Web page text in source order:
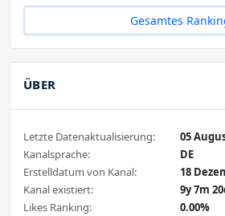
Gesamtes
ÜBER
Letzte Datenaktualisierung:
05
Kanalsprache:
DE
Erstelldatum von Kanal:
18
Kanal existiert:
9y 7m
Likes Ranking:
0.00%